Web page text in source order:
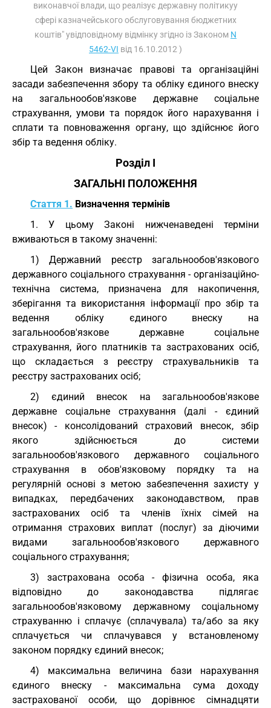
виконавчої влади, що реалізує державну політикуу
сфері казначейського обслуговування бюджетних
коштів" увідповідному відмінку згідно із Законом N
5462-VI від 16.10.2012 )
Цей Закон визначає правові та організаційні
засади забезпечення збору та обліку єдиного внеску
на загальнообов'язкове державне соціальне
страхування, умови та порядок його нарахування і
сплати та повноваження органу, що здійснює його
збір та ведення обліку.
Розділ I
ЗАГАЛЬНІ ПОЛОЖЕННЯ
Стаття 1. Визначення термінів
1. У цьому Законі нижченаведені терміни
вживаються в такому значенні:
1) Державний реєстр загальнообов'язкового
державного соціального страхування - організаційно-
технічна система, призначена для накопичення,
зберігання та використання інформації про збір та
ведення обліку єдиного внеску на
загальнообов'язкове державне соціальне
страхування, його платників та застрахованих осіб,
що складається з реєстру страхувальників та
реєстру застрахованих осіб;
2) єдиний внесок на загальнообов'язкове
державне соціальне страхування (далі - єдиний
внесок) - консолідований страховий внесок, збір
якого здійснюється до системи
загальнообов'язкового державного соціального
страхування в обов'язковому порядку та на
регулярній основі з метою забезпечення захисту у
випадках, передбачених законодавством, прав
застрахованих осіб та членів їхніх сімей на
отримання страхових виплат (послуг) за діючими
видами загальнообов'язкового державного
соціального страхування;
3) застрахована особа - фізична особа, яка
відповідно до законодавства підлягає
загальнообов'язковому державному соціальному
страхуванню і сплачує (сплачувала) та/або за яку
сплачується чи сплачувався у встановленому
законом порядку єдиний внесок;
4) максимальна величина бази нарахування
єдиного внеску - максимальна сума доходу
застрахованої особи, що дорівнює сімнадцяти